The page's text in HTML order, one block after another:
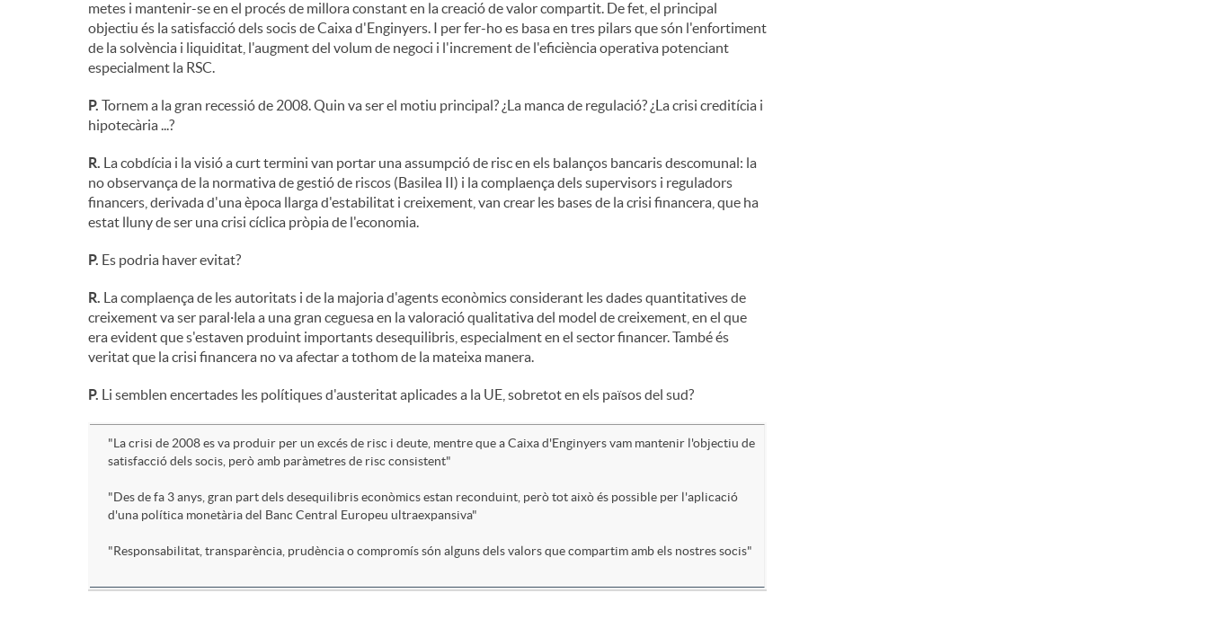
metes i mantenir-se en el procés de millora constant en la creació de valor compartit. De fet, el principal
objectiu és la satisfacció dels socis de Caixa d'Enginyers. I per fer-ho es basa en tres pilars que són l'enfortiment
de la solvència i liquiditat, l'augment del volum de negoci i l'increment de l'eficiència operativa potenciant
especialment la RSC.
P. Tornem a la gran recessió de 2008. Quin va ser el motiu principal? ¿La manca de regulació? ¿La crisi creditícia i
hipotecària ...?
R. La cobdícia i la visió a curt termini van portar una assumpció de risc en els balanços bancaris descomunal: la
no observança de la normativa de gestió de riscos (Basilea II) i la complaença dels supervisors i reguladors
financers, derivada d'una època llarga d'estabilitat i creixement, van crear les bases de la crisi financera, que ha
estat lluny de ser una crisi cíclica pròpia de l'economia.
P. Es podria haver evitat?
R. La complaença de les autoritats i de la majoria d'agents econòmics considerant les dades quantitatives de
creixement va ser paral·lela a una gran ceguesa en la valoració qualitativa del model de creixement, en el que
era evident que s'estaven produint importants desequilibris, especialment en el sector financer. També és
veritat que la crisi financera no va afectar a tothom de la mateixa manera.
P. Li semblen encertades les polítiques d'austeritat aplicades a la UE, sobretot en els països del sud?
"La crisi de 2008 es va produir per un excés de risc i deute, mentre que a Caixa d'Enginyers vam mantenir l'objectiu de
satisfacció dels socis, però amb paràmetres de risc consistent"
"Des de fa 3 anys, gran part dels desequilibris econòmics estan reconduint, però tot això és possible per l'aplicació
d'una política monetària del Banc Central Europeu ultraexpansiva"
"Responsabilitat, transparència, prudència o compromís són alguns dels valors que compartim amb els nostres socis"